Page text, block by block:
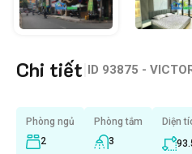
Chi tiết ID 93875 -
Phòng ngủ
2
Phòng tắm
3
Diện